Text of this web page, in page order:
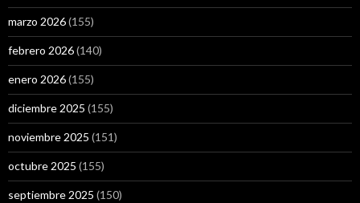
marzo 2026(155)
febrero 2026(140)
enero 2026(155)
diciembre 2025 (155)
noviembre 2025 (151)
octubre 2025 (155)
septiembre 2025 (150)